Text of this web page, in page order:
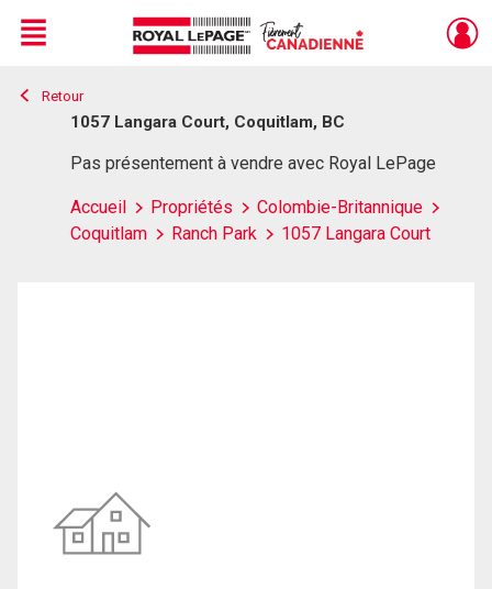
Live
En Direct
Menu
Retour
1057 Langara Court, Coquitlam, BC
Pas présentement à vendre avec Royal LePage
Accueil Propriétés
Colombie-Britannique
Coquitlam
Ranch Park 1057 Langara Court